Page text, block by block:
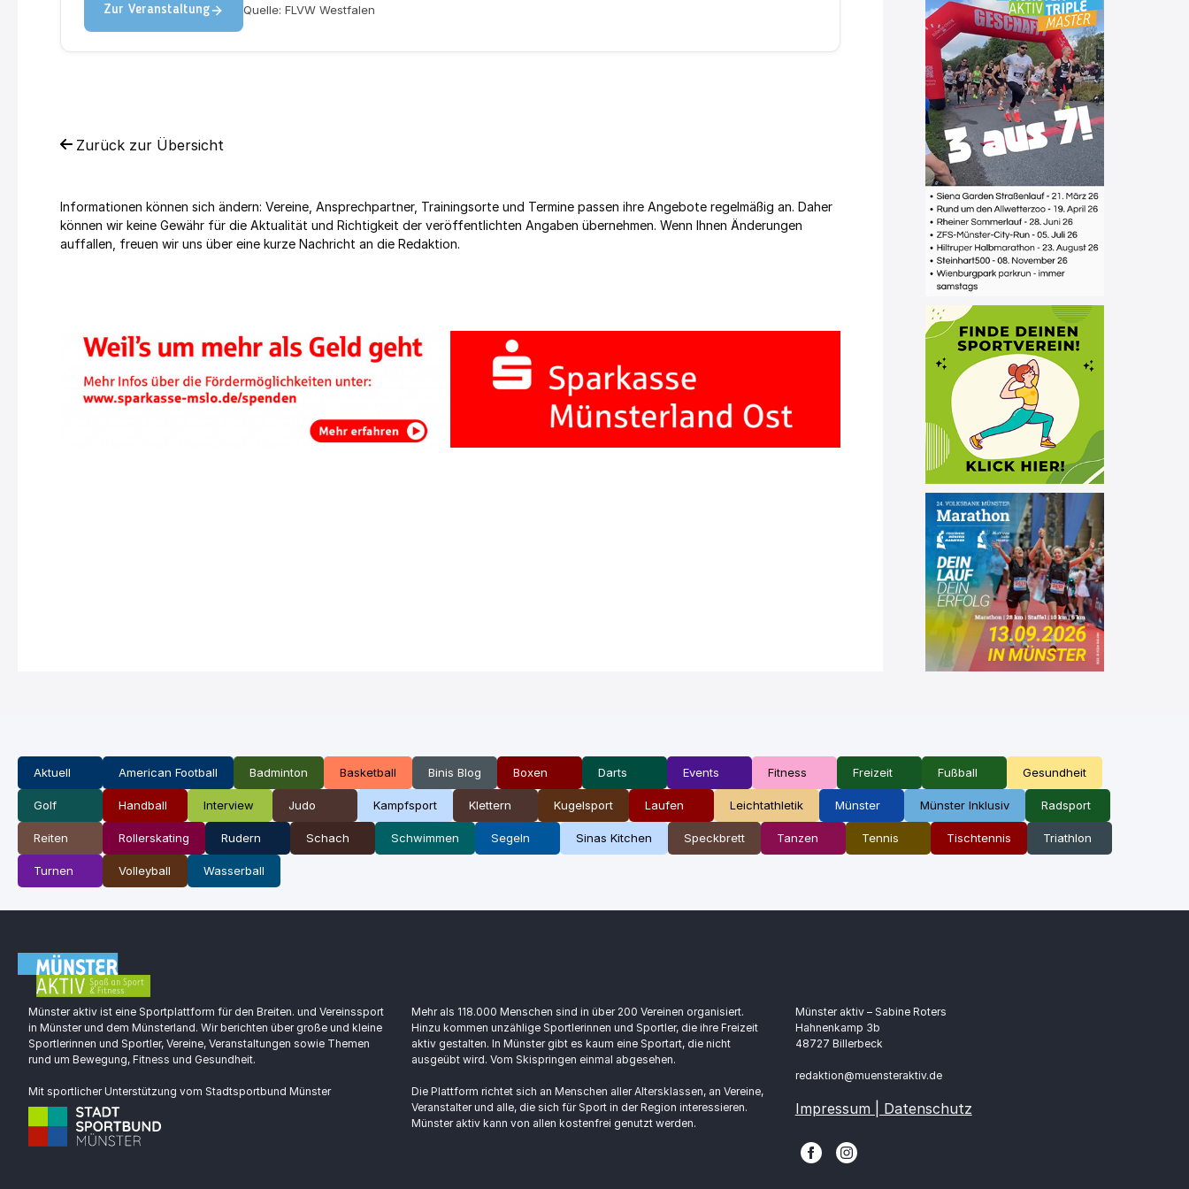
Zur Veranstaltung Quelle: FLVW Westfalen
Zurück zur Übersicht
Informationen können sich ändern: Vereine, Ansprechpartner, Trainingsorte und Termine passen ihre Angebote regelmäßig an. Daher
können wir keine Gewähr für die Aktualität und Richtigkeit der veröffentlichten Angaben übernehmen. Wenn Ihnen Änderungen
auffallen, freuen wir uns über eine kurze Nachricht an die Redaktion.
Aktuell American Football Badminton Basketball Binis Blog Boxen Darts Events Fitness Freizeit Fußball Gesundheit
Golf Handball Interview Judo Kampfsport Klettern Kugelsport Laufen Leichtathletik Münster Münster Inklusiv Radsport
Reiten Rollerskating Rudern Schach Schwimmen Segeln Sinas Kitchen Speckbrett Tanzen Tennis Tischtennis Triathlon
Turnen Volleyball Wasserball
Münster aktiv ist eine Sportplattform für den Breiten. und Vereinssport
in Münster und dem Münsterland. Wir berichten über große und kleine
Sportlerinnen und Sportler, Vereine, Veranstaltungen sowie Themen
rund um Bewegung, Fitness und Gesundheit.
Mit sportlicher Unterstützung vom Stadtsportbund Münster
Mehr als 118.000 Menschen sind in über 200 Vereinen organisiert.
Hinzu kommen unzählige Sportlerinnen und Sportler, die ihre Freizeit
aktiv gestalten. In Münster gibt es kaum eine Sportart, die nicht
ausgeübt wird. Vom Skispringen einmal abgesehen.
Die Plattform richtet sich an Menschen aller Altersklassen, an Vereine,
Veranstalter und alle, die sich für Sport in der Region interessieren.
Münster aktiv kann von allen kostenfrei genutzt werden.
Münster aktiv – Sabine Roters
Hahnenkamp 3b
48727 Billerbeck
redaktion@muensteraktiv.de
Impressum | Datenschutz